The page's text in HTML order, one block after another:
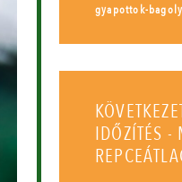
gyapottok-
IDŐZÍTÉS -